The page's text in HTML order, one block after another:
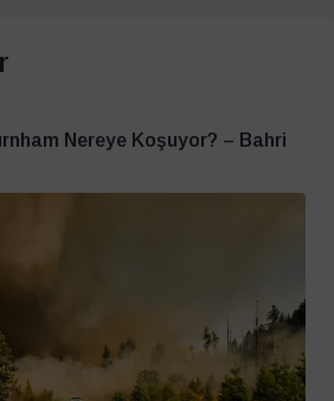
Nereye Koşuyor? – Bahri